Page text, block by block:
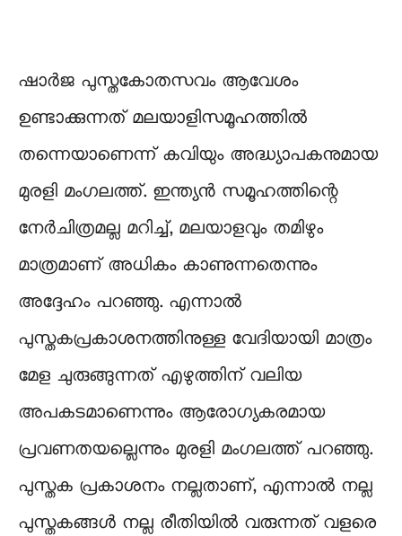
ഷാർജ പുസ്തകോതസവം ആവേശം
ഉണ്ടാക്കുന്നത് മലയാളിസമൂഹത്തിൽ
തന്നെയാണെന്ന് കവിയും അദ്ധ്യാപകനുമായ
മുരളി മംഗലത്ത്. ഇന്ത്യൻ സമൂഹത്തിന്റെ
നേർചിത്രമല്ല മറിച്ച്‌, മലയാളവും തമിഴും
മാത്രമാണ് അധികം കാണുന്നതെന്നും
അദ്ദേഹം പറഞ്ഞു. എന്നാൽ
പുസ്തകപ്രകാശനത്തിനുള്ള വേദിയായി മാത്രം
മേള ചുരുങ്ങുന്നത് എഴുത്തിന് വലിയ
അപകടമാണെന്നും ആരോഗ്യകരമായ
പ്രവണതയല്ലെന്നും മുരളി മംഗലത്ത് പറഞ്ഞു.
പുസ്തക പ്രകാശനം നല്ലതാണ്, എന്നാൽ നല്ല
പുസ്തകങ്ങൾ നല്ല രീതിയിൽ വരുന്നത് വളരെ